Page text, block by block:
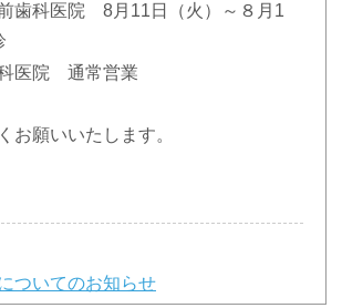
前歯科医院 8月11日（火）～８月1
科医院 通常営業
お願いいたします。
ついてのお知らせ